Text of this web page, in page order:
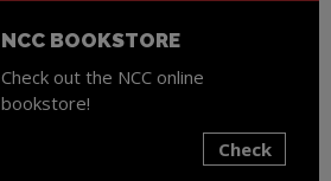
NCC BOOKSTORE
Check out the NCC online
bookstore!
Check